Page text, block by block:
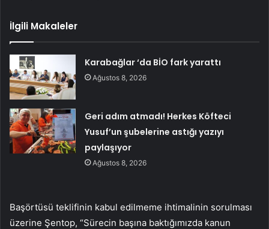
İlgili Makaleler
Karabağlar ‘da BİO fark yarattı
Ağustos 8, 2026
Geri adım atmadı! Herkes Köfteci
Yusuf’un şubelerine astığı yazıyı
paylaşıyor
Ağustos 8, 2026
Başörtüsü teklifinin kabul edilmeme ihtimalinin sorulması
üzerine Şentop, “Sürecin başına baktığımızda kanun